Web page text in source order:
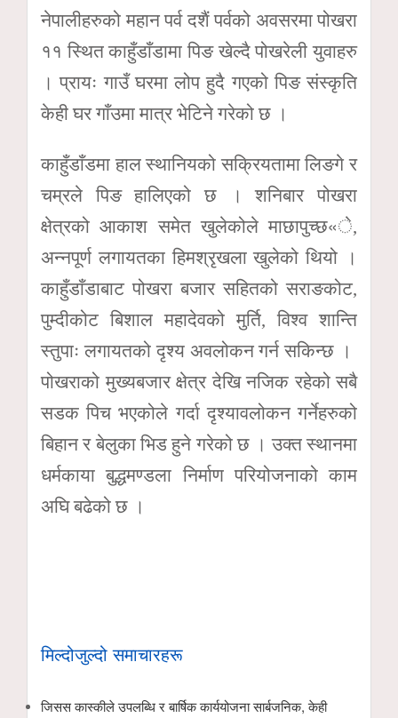
नेपालीहरुको महान पर्व दशैं पर्वको अवसरमा पोखरा
११ स्थित काहुँडाँडामा पिङ खेल्दै पोखरेली युवाहरु
। प्रायः गाउँ घरमा लोप हुदै गएको पिङ संस्कृति
केही घर गाँउमा मात्र भेटिने गरेको छ ।
काहुँडाँडमा हाल स्थानियको सक्रियतामा लिङगे र
चम्रले पिङ हालिएको छ । शनिबार पोखरा
क्षेत्रको आकाश समेत खुलेकोले माछापुच्छ«े,
अन्नपूर्ण लगायतका हिमश्रृखला खुलेको थियो ।
काहुँडाँडाबाट पोखरा बजार सहितको सराङकोट,
पुम्दीकोट बिशाल महादेवको मुर्ति, विश्व शान्ति
स्तुपाः लगायतको दृश्य अवलोकन गर्न सकिन्छ ।
पोखराको मुख्यबजार क्षेत्र देखि नजिक रहेको सबै
सडक पिच भएकोले गर्दा दृश्यावलोकन गर्नेहरुको
बिहान र बेलुका भिड हुने गरेको छ । उक्त स्थानमा
धर्मकाया बुद्धमण्डला निर्माण परियोजनाको काम
अघि बढेको छ ।
मिल्दोजुल्दो समाचारहरू
जिसस कास्कीले उपलब्धि र बार्षिक कार्ययोजना सार्बजनिक, केही